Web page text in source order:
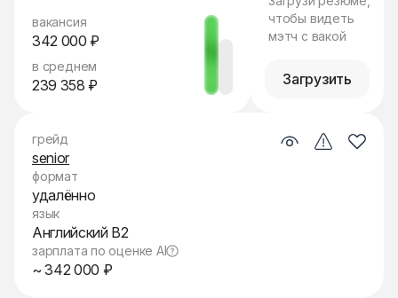
вакансия
342 000 ₽
в среднем
239 358 ₽
чтобы видеть
мэтч с вакой
Загрузить
грейд
senior
формат
удалённо
язык
Английский B2
зарплата по оценке AI
~ 342 000 ₽